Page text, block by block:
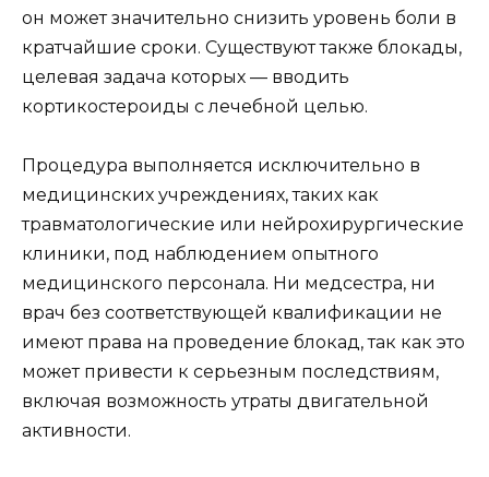
он может значительно снизить уровень боли в
кратчайшие сроки. Существуют также блокады,
целевая задача которых — вводить
кортикостероиды с лечебной целью.
Процедура выполняется исключительно в
медицинских учреждениях, таких как
травматологические или нейрохирургические
клиники, под наблюдением опытного
медицинского персонала. Ни медсестра, ни
врач без соответствующей квалификации не
имеют права на проведение блокад, так как это
может привести к серьезным последствиям,
включая возможность утраты двигательной
активности.